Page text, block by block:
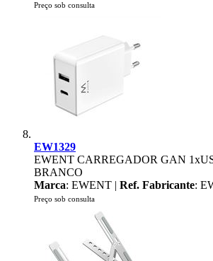
Preço sob consulta
EW1329
EWENT CARREGADOR GAN
BRANCO
Marca: EWENT | Ref. Fabricante:
Preço sob consulta